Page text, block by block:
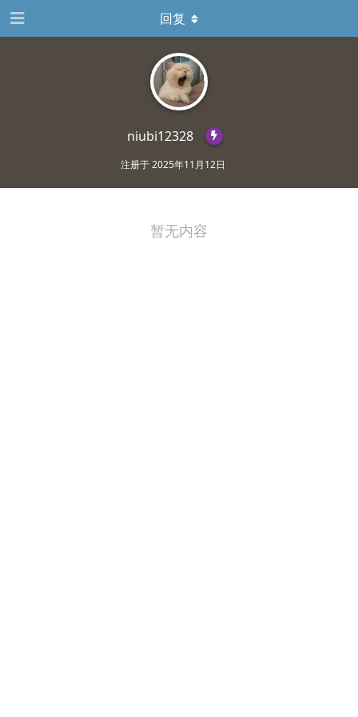
niubi12328
注册于2025年11月12日
回复
暂无内容